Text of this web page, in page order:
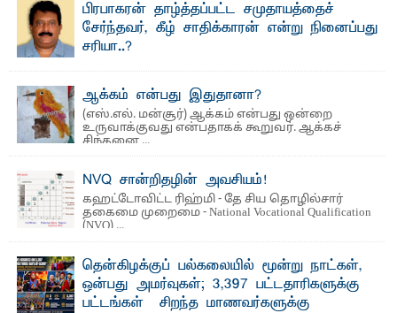
பிரபாகரன் தாழ்த்தப்பட்ட சமுதாயத்தைச்
சேர்ந்தவர், கீழ் சாதிக்காரன் என்று நினைப்பது
சரியா..?
ஆக்கம் என்பது இதுதானா?
(எஸ்.எல். மன்சூர்) ஆக்கம் என்பது ஒன்றை
உருவாக்குவது என்பதாகக் கூறுவர். ஆக்கச்
சிந்தனை ...
NVQ சான்றிதழின் அவசியம்!
கஹட்டோவிட்ட ரிஹ்மி - தே சிய தொழில்சார்
தகைமை முறைமை - National Vocational Qualification
(NVQ) ...
தென்கிழக்குப் பல்கலையில் மூன்று நாட்கள்,
ஒன்பது அமர்வுகள்; 3,397 பட்டதாரிகளுக்கு
பட்டங்கள் – சிறந்த மாணவர்களுக்கு